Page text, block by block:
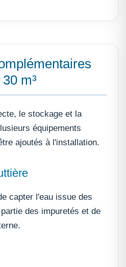
m³
le stockage et la
équipements
ajoutés à l'installation.
capter l'eau issue des
des impuretés et de